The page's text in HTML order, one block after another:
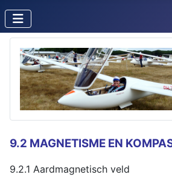
9.2 MAGNETISME EN
9.2.1 Aardmagnetisch veld